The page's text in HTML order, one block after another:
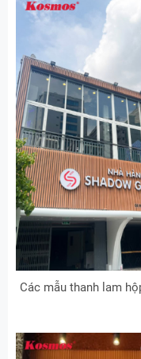
Các mẫu thanh lam